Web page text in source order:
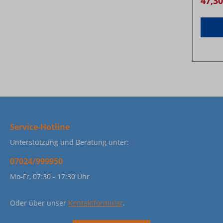
Service-Hotline
Unterstützung und Beratung unter:
07024/999950
Mo-Fr, 07:30 - 17:30 Uhr
Oder über unser Kontaktformular.